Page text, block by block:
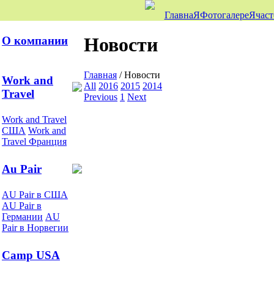
ГлавнаЯФотогалереЯ
О компании
Work and
Travel
Work and Travel
США Work and
Travel Франция
Au Pair
AU Pair в США
AU Pair в
Германии AU
Pair в Норвегии
Camp USA
Новости
Главная /Новости
All 2016 2015 2014
Previous 1 Next